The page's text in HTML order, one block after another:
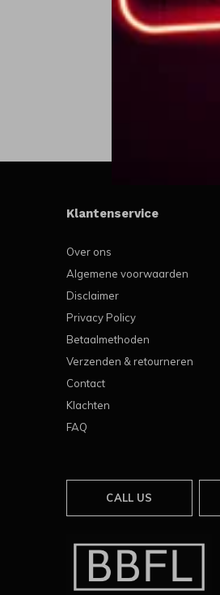
Klantenservice
Over ons
Algemene voorwaarden
Disclaimer
Privacy Policy
Betaalmethoden
Verzenden & retourneren
Contact
Klachten
FAQ
CALL US